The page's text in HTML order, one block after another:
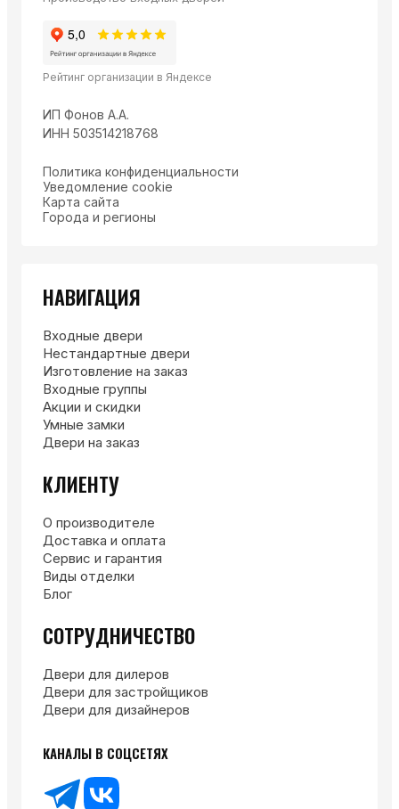
Рейтинг организации в Яндексе
ИП Фонов А.А.
ИНН 503514218768
Политика конфиденциальности
Уведомление cookie
Карта сайта
Города и регионы
НАВИГАЦИЯ
Входные двери
Нестандартные двери
Изготовление на заказ
Входные группы
Акции и скидки
Умные замки
Двери на заказ
КЛИЕНТУ
О производителе
Доставка и оплата
Сервис и гарантия
Виды отделки
Блог
СОТРУДНИЧЕСТВО
Двери для дилеров
Двери для застройщиков
Двери для дизайнеров
КАНАЛЫ В СОЦСЕТЯХ